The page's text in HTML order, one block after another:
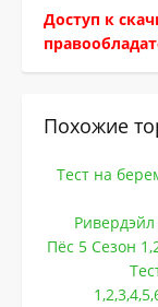
Доступ к
Похожие
Тест на
Пёс 5 Сезон